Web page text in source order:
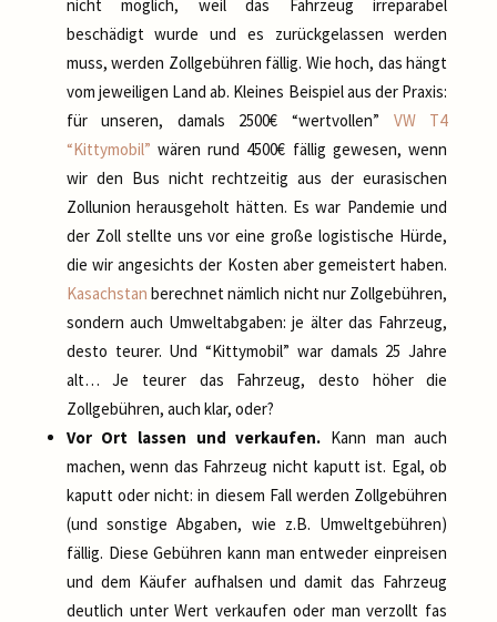
nicht möglich, weil das Fahrzeug irreparabel
beschädigt wurde und es zurückgelassen werden
muss, werden Zollgebühren fällig. Wie hoch, das hängt
vom jeweiligen Land ab. Kleines Beispiel aus der Praxis:
für unseren, damals 2500€ “wertvollen” VW T4
“Kittymobil” wären rund 4500€ fällig gewesen, wenn
wir den Bus nicht rechtzeitig aus der eurasischen
Zollunion herausgeholt hätten. Es war Pandemie und
der Zoll stellte uns vor eine große logistische Hürde,
die wir angesichts der Kosten aber gemeistert haben.
Kasachstan berechnet nämlich nicht nur Zollgebühren,
sondern auch Umweltabgaben: je älter das Fahrzeug,
desto teurer. Und “Kittymobil” war damals 25 Jahre
alt… Je teurer das Fahrzeug, desto höher die
Zollgebühren, auch klar, oder?
Vor Ort lassen und verkaufen. Kann man auch
machen, wenn das Fahrzeug nicht kaputt ist. Egal, ob
kaputt oder nicht: in diesem Fall werden Zollgebühren
(und sonstige Abgaben, wie z.B. Umweltgebühren)
fällig. Diese Gebühren kann man entweder einpreisen
und dem Käufer aufhalsen und damit das Fahrzeug
deutlich unter Wert verkaufen oder man verzollt fas